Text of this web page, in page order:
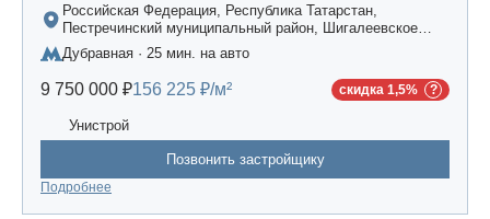
Российская Федерация, Республика Татарстан,
Пестречинский муниципальный район, Шигалеевское
сельское поселение, жилой комплекс «Усадьба
Царево-2», дом 3
Дубравная · 25 мин. на авто
9 750 000 ₽156 225 ₽/м² скидка 1,5%
Унистрой
Позвонить застройщику
Подробнее